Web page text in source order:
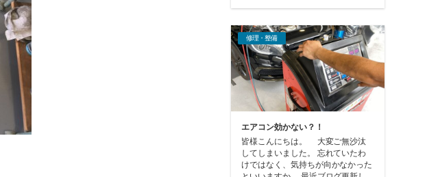
修理・整備
エアコン効かない？！
皆様こんにちは。 大変ご無沙汰
してしまいました。 忘れていたわ
けではなく、気持ちが向かなかった